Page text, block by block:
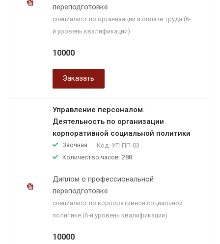
переподготовке
специалист по организации и оплате труда (6-
й уровень квалификации)
10000
Заказать
Управление персоналом.
Деятельность по организации
корпоративной социальной политики
Заочная Код: УП-ПП-03
Количество часов: 288
Диплом о профессиональной
переподготовке
специалист по корпоративной социальной
политике (6-й уровень квалификации)
10000